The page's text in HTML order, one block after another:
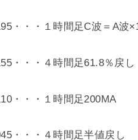
・・・１時間足C波＝A波
・・・４時間足61.8％戻し
・・・１時間足200MA
・・・４時間足半値戻し